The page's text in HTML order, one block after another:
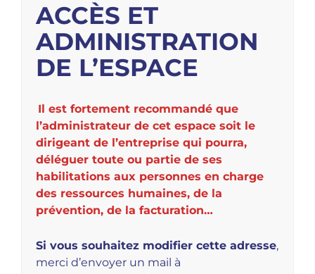
ACCÈS ET
ADMINISTRATION
DE L’ESPACE
Il est fortement recommandé que
l’administrateur de cet espace soit le
dirigeant de l’entreprise qui pourra,
déléguer toute ou partie de ses
habilitations aux personnes en charge
des ressources humaines, de la
prévention, de la facturation…
Si vous souhaitez modifier cette adresse,
merci d’envoyer un mail à